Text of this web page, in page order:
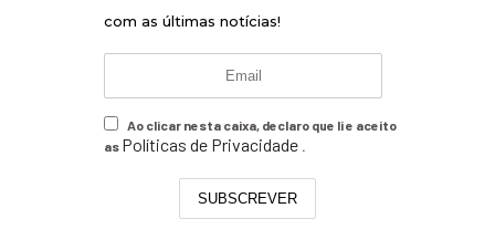
com as últimas notícias!
Ao clicar nesta caixa, declaro que li e aceito
as Políticas de Privacidade
SUBSCREVER